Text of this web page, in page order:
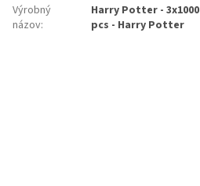
Výrobný
názov:
Harry Potter - 3x1000
pcs - Harry Potter